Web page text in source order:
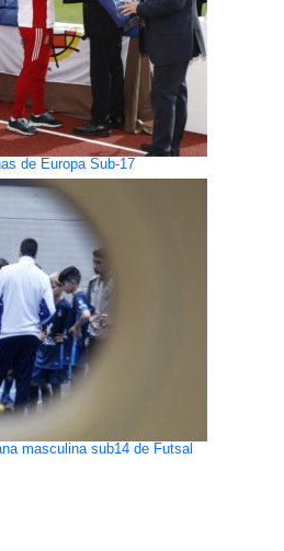
de Europa Sub-17
masculina sub14 de Futsal